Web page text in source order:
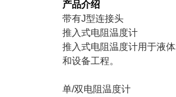
产品介绍
带有J型连接头
推入式电阻温度计
推入式电阻温度计用于液
和设备工程。
单/双电阻温度计